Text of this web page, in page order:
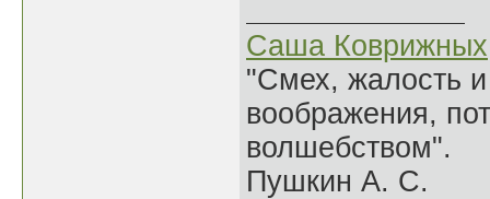
Саша Коврижных
"Смех, жалость
воображения,
волшебством".
Пушкин А. С.